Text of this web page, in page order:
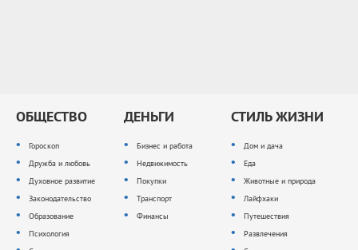
ОБЩЕСТВО
Гороскоп
Дружба и любовь
Духовное развитие
Законодательство
Образование
Психология
ДЕНЬГИ
Бизнес и работа
Недвижимость
Покупки
Транспорт
Финансы
СТИЛЬ ЖИЗНИ
Дом и дача
Еда
Животные и природа
Лайфхаки
Путешествия
Развлечения